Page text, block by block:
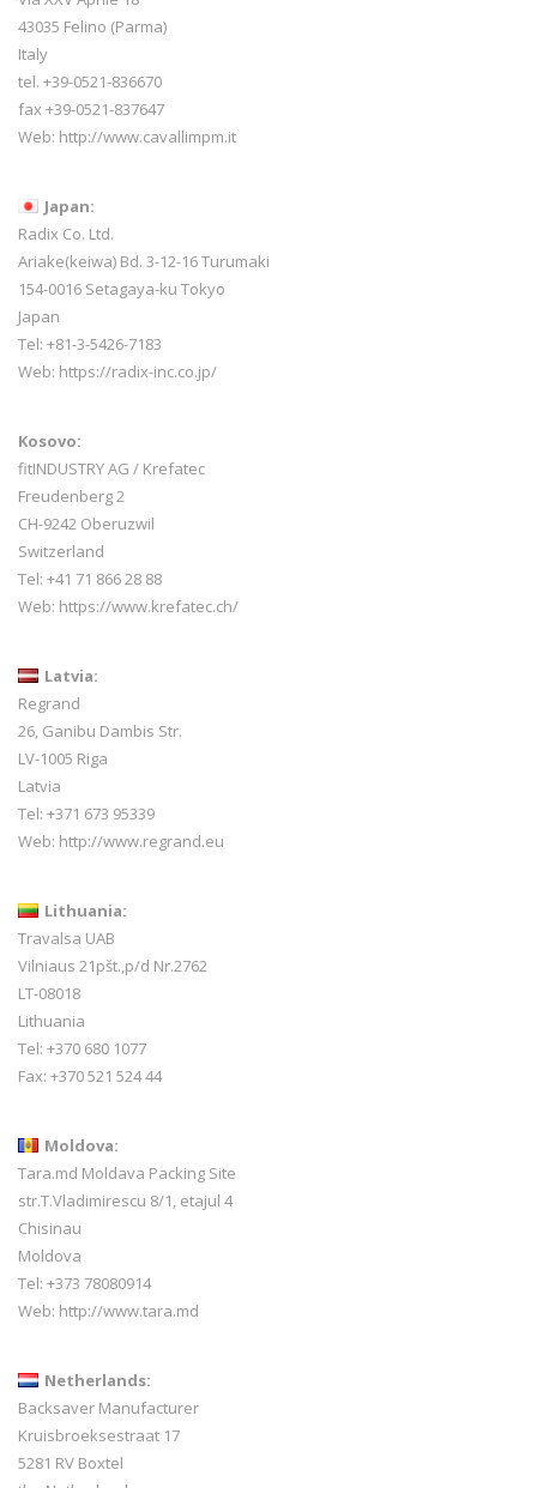
43035 Felino (Parma)
Italy
tel. +39-0521-836670
fax +39-0521-837647
Web: http://www.cavallimpm.it
Japan:
Radix Co. Ltd.
Ariake(keiwa) Bd. 3-12-16 Turumaki
154-0016 Setagaya-ku Tokyo
Japan
Tel: +81-3-5426-7183
Web: https://radix-inc.co.jp/
Kosovo:
fitINDUSTRY AG / Krefatec
Freudenberg 2
CH-9242 Oberuzwil
Switzerland
Tel: +41 71 866 28 88
Web: https://www.krefatec.ch/
Latvia:
Regrand
26, Ganibu Dambis Str.
LV-1005 Riga
Latvia
Tel: +371 673 95339
Web: http://www.regrand.eu
Lithuania:
Travalsa UAB
Vilniaus 21pšt.,p/d Nr.2762
LT-08018
Lithuania
Tel: +370 680 1077
Fax: +370 521 524 44
Moldova:
Tara.md Moldava Packing Site
str.T.Vladimirescu 8/1, etajul 4
Chisinau
Moldova
Tel: +373 78080914
Web: http://www.tara.md
Netherlands:
Backsaver Manufacturer
Kruisbroeksestraat 17
5281 RV Boxtel